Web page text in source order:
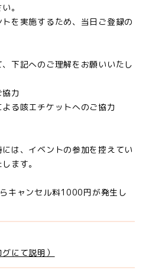
。
を実施するため、当日ご登録の
下記へのご理解をお願いいたし
力
る咳エチケットへのご協力
は、イベントの参加を控えてい
ます。
キャンセル料1000円が発生し
にて説明）